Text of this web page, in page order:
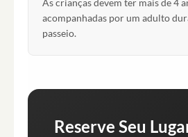
As crianças devem ter mais de 4
acompanhadas por um adulto
passeio.
Reserve Seu